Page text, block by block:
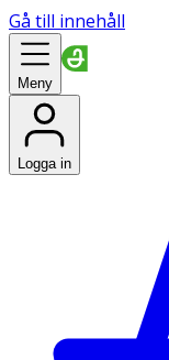
Gå till innehåll
Meny
Logga in